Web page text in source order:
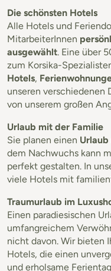
Die schönsten Hotels
Alle Hotels und
MitarbeiterInnen
ausgewählt. Eine über
zum Korsika-
Hotels,
unseren verschiedenen
von unserem großen
Urlaub mit der Familie
Sie planen einen
dem Nachwuchs kann
perfekt gestalten. In
viele Hotels mit
Traumurlaub im
Einen paradiesischen
umfangreichem
nicht davon. Wir bieten
Hotels, die einen
und erholsame